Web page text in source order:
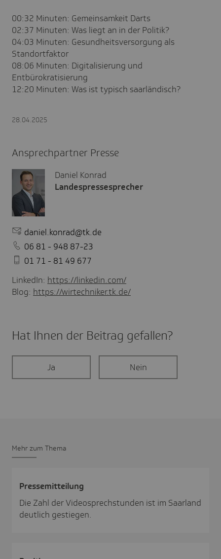
00:32 Minuten: Gemeinsamkeit Darts
02:37 Minuten: Was liegt an in der Politik?
04:03 Minuten: Gesundheitsversorgung als
Standortfaktor
08:06 Minuten: Digitalisierung und
Entbürokratisierung
12:20 Minuten: Was ist typisch saarländisch?
28.04.2025
Ansprechpartner Presse
Daniel Konrad
Landespressesprecher
daniel.konrad@tk.de
06 81 - 948 87-23
01 71 - 81 49 677
LinkedIn: https://linkedin.com/
Blog: https://wirtechniker.tk.de/
Hat Ihnen der Beitrag gefal­len?
Ja Nein
Mehr zum Thema
Pres­se­mit­tei­lung
Die Zahl der Videosprechstunden ist im Saarland
deutlich gestiegen.